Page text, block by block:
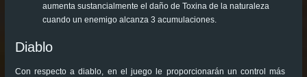
aumenta sustancialmente el daño de Toxina de la naturaleza
cuando un enemigo alcanza 3 acumulaciones.
Diablo
Con respecto a diablo, en el juego le proporcionarán un control más